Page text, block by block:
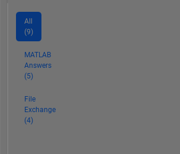
All
(9)
MATLAB
Answers
(5)
File
Exchange
(4)